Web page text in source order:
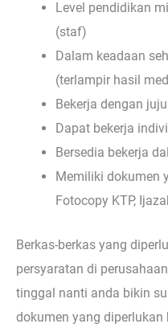
Level pendidikan
(staf)
Dalam keadaan
(terlampir hasil
Bekerja dengan
Dapat bekerja
Bersedia bekerja
Memiliki dokumen
Fotocopy KTP,
Berkas-berkas yang
persyaratan di
tinggal nanti anda bikin
dokumen yang